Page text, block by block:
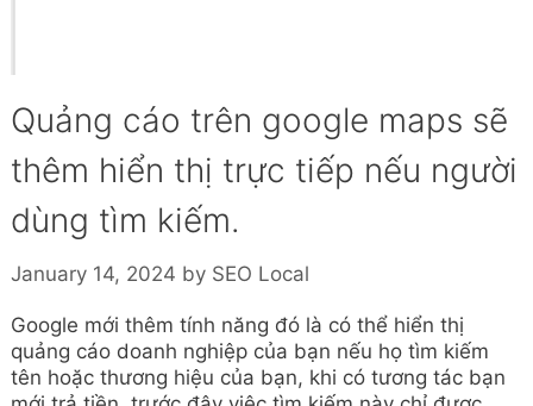
Quảng cáo trên google maps sẽ
thêm hiển thị trực tiếp nếu người
dùng tìm kiếm.
January 14, 2024 by SEO Local
Google mới thêm tính năng đó là có thể hiển thị
quảng cáo doanh nghiệp của bạn nếu họ tìm kiếm
tên hoặc thương hiệu của bạn, khi có tương tác bạn